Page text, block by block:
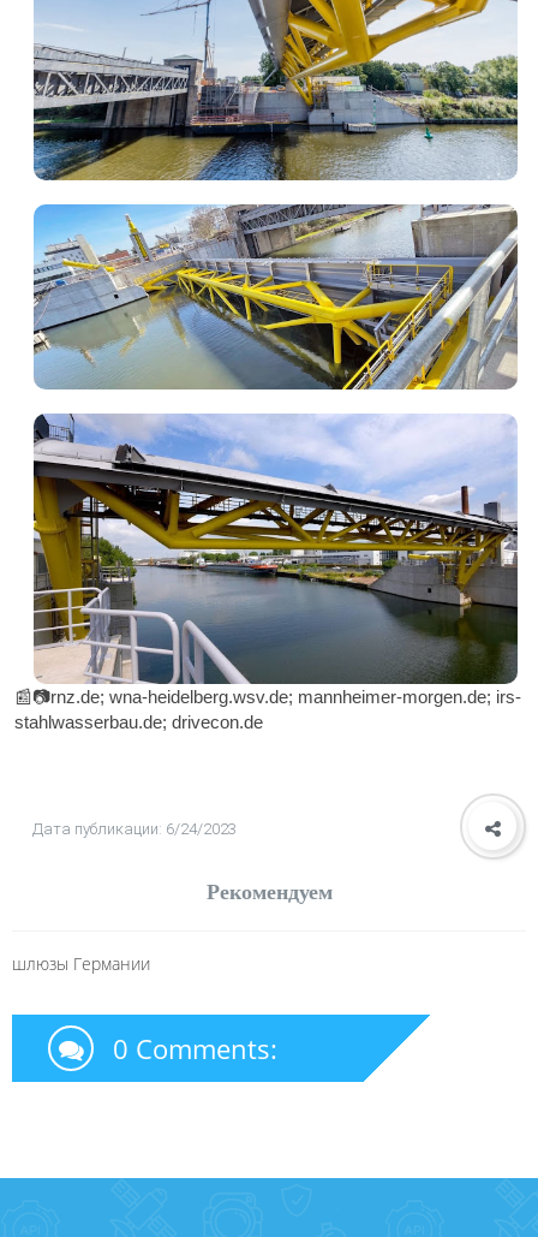
📰📷rnz.de; wna-heidelberg.wsv.de; mannheimer-morgen.de; irs-
stahlwasserbau.de; drivecon.de
Дата публикации: 6/24/2023
Рекомендуем
шлюзы Германии
0 Comments: